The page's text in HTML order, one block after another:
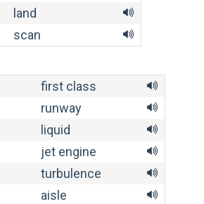
land
scan
first class
runway
liquid
jet engine
turbulence
aisle